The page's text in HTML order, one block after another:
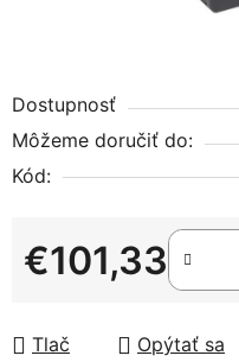
Dostupnosť
Môžeme doručiť do:
Kód:
€101,33
Jednotková cena:
Tlač Opýtať sa